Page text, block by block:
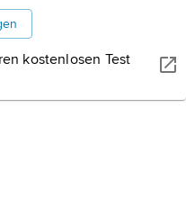
kostenlosen Test